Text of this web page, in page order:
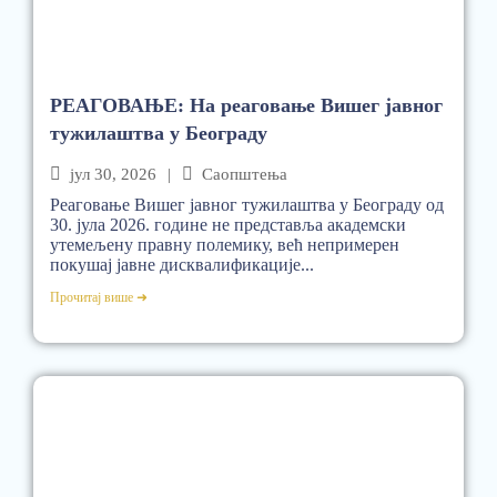
РЕАГОВАЊЕ: На реаговање Вишег јавног
тужилаштва у Београду
јул 30, 2026 | Саопштења
Реаговање Вишег јавног тужилаштва у Београду од
30. јула 2026. године не представља академски
утемељену правну полемику, већ непримерен
покушај јавне дисквалификације...
Прочитај више ➜